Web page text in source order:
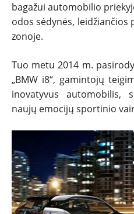
bagažui automobilio
odos sėdynės, leidžiančios
zonoje.
Tuo metu 2014 m.
„BMW i8“, gamintojų
inovatyvus automobilis,
naujų emocijų sportinio